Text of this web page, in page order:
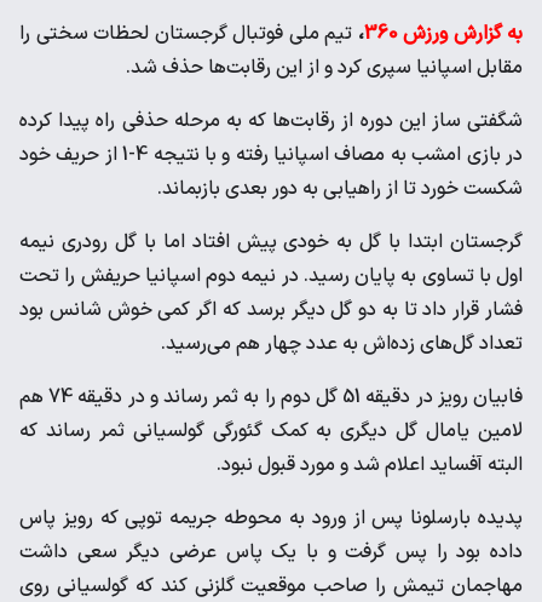
به گزارش ورزش 360 ، تیم ملی فوتبال گرجستان لحظات سختی را
مقابل اسپانیا سپری کرد و از این رقابت‌ها حذف شد.
شگفتی ساز این دوره از رقابت‌ها که به مرحله حذفی راه پیدا کرده
در بازی امشب به مصاف اسپانیا رفته و با نتیجه 4-1 از حریف خود
شکست خورد تا از راهیابی به دور بعدی بازبماند.
گرجستان ابتدا با گل به خودی پیش افتاد اما با گل رودری نیمه
اول با تساوی به پایان رسید. در نیمه دوم اسپانیا حریفش را تحت
فشار قرار داد تا به دو گل دیگر برسد که اگر کمی خوش شانس بود
تعداد گل‌های زده‌اش به عدد چهار هم می‌رسید.
فابیان رویز در دقیقه 51 گل دوم را به ثمر رساند و در دقیقه 74 هم
لامین یامال گل دیگری به کمک گئورگی گولسیانی ثمر رساند که
البته آفساید اعلام شد و مورد قبول نبود.
پدیده بارسلونا پس از ورود به محوطه جریمه توپی که رویز پاس
داده بود را پس گرفت و با یک پاس عرضی دیگر سعی داشت
مهاجمان تیمش را صاحب موقعیت گلزنی کند که گولسیانی روی